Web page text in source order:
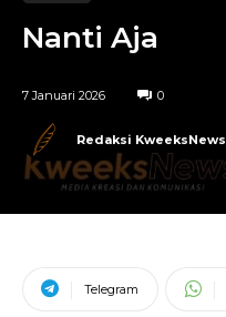
Nanti Aja
7 Januari 2026 0
Redaksi KweeksNews
Telegram